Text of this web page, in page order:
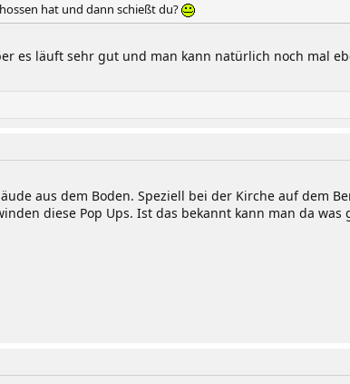
hat und dann schießt du?
es läuft sehr gut und man kann natürlich noch mal
aus dem Boden. Speziell bei der Kirche auf dem
diese Pop Ups. Ist das bekannt kann man da was